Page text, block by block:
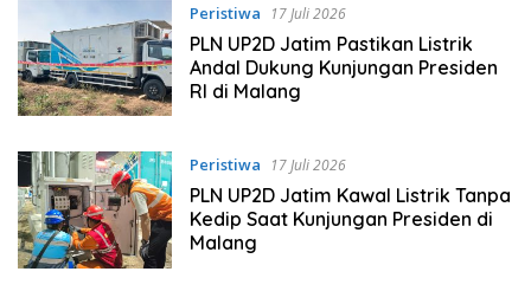
Peristiwa 17 Juli 2026
PLN UP2D Jatim Pastikan Listrik
Andal Dukung Kunjungan Presiden
RI di Malang
Peristiwa 17 Juli 2026
PLN UP2D Jatim Kawal Listrik Tanpa
Kedip Saat Kunjungan Presiden di
Malang